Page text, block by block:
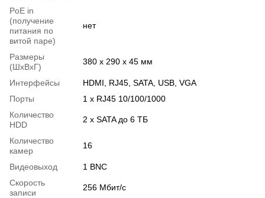
PoE in
(получение
питания по
витой паре)
нет
Размеры
(ШxВxГ)
380 х 290 х 45 мм
Интерфейсы
HDMI, RJ45, SATA, USB, VGA
Порты
1 x RJ45 10/100/1000
Количество
HDD
2 х SATA до 6 ТБ
Количество
камер
16
Видеовыход
1 BNC
Скорость
записи
256 Мбит/с